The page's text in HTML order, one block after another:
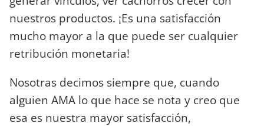
nuestros productos. ¡Es una satisfacción
mucho mayor a la que puede ser cualquier
retribución monetaria!
Nosotras decimos siempre que, cuando
alguien AMA lo que hace se nota y creo que
esa es nuestra mayor satisfacción,